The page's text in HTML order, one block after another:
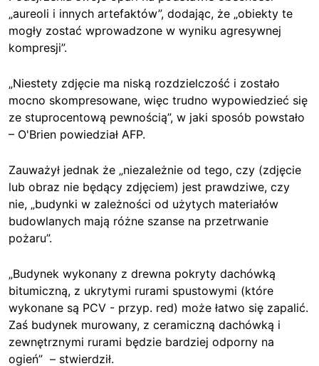
„aureoli i innych artefaktów”, dodając, że „obiekty te
mogły zostać wprowadzone w wyniku agresywnej
kompresji”.
„Niestety zdjęcie ma niską rozdzielczość i zostało
mocno skompresowane, więc trudno wypowiedzieć się
ze stuprocentową pewnością”, w jaki sposób powstało
– O'Brien powiedział AFP.
Zauważył jednak że „niezależnie od tego, czy (zdjęcie
lub obraz nie będący zdjęciem) jest prawdziwe, czy
nie, „budynki w zależności od użytych materiałów
budowlanych mają różne szanse na przetrwanie
pożaru”.
„Budynek wykonany z drewna pokryty dachówką
bitumiczną, z ukrytymi rurami spustowymi (które
wykonane są PCV - przyp. red) może łatwo się zapalić.
Zaś budynek murowany, z ceramiczną dachówką i
zewnętrznymi rurami będzie bardziej odporny na
ogień” – stwierdził.